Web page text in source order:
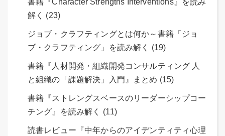
解く (23)
ジョブ・クラフティングとは何か～書籍「ジョ
ブ・クラフティング」を読み解く (19)
書籍『人材開発・組織開発コンサルティング 人
と組織の「課題解決」入門』まとめ (15)
書籍『ストレングスベースのリーダーシップコー
チング』を読み解く (11)
読書レビュー『中年からのアイデンティティ心理